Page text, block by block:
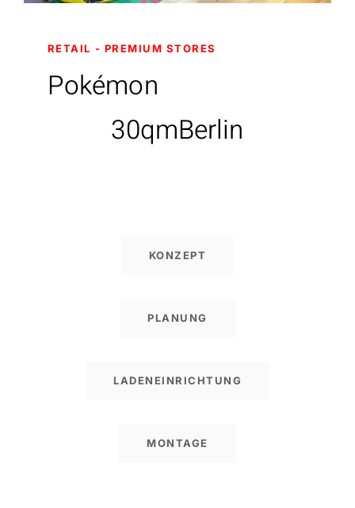
RETAIL PREMIUM STORES
Pokémon
30qmBerlin
KONZEPT
PLANUNG
LADENEINRICHTUNG
MONTAGE